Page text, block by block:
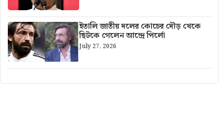
ইতালি জাতীয় দলের কোচের দৌড় থেকে
ছিটকে গেলেন আন্দ্রে পির্লো
July 27, 2026